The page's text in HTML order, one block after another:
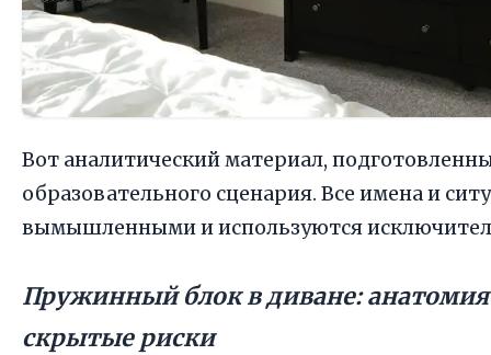
Вот аналитический материал,
образовательного сценария. Все имена и
вымышленными и используются
Пружинный блок в диване:
скрытые риски